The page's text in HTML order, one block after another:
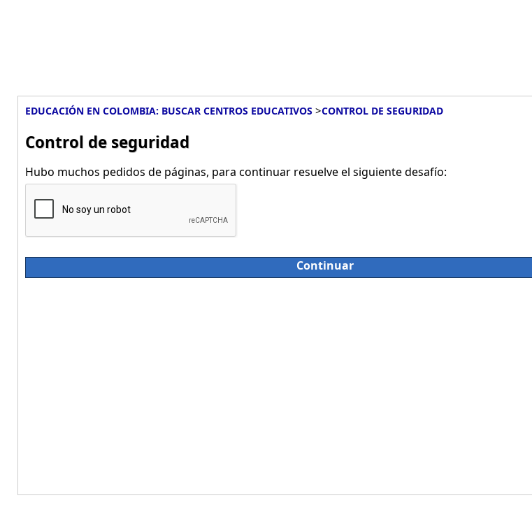
EDUCACIÓN EN COLOMBIA: BUSCAR CENTROS EDUCATIVOS >CONTROL DE SEGURIDAD
Control de seguridad
Hubo muchos pedidos de páginas, para continuar resuelve el siguiente desafío:
Continuar